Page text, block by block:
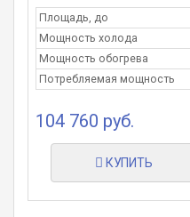
Площадь, до
Мощность холода
Мощность обогрева
Потребляемая мощность
104 760 руб.
КУПИТЬ